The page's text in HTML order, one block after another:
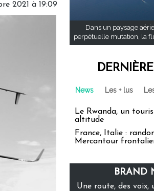
2021 à 19:09
Dans un paysage
perpétuelle mutation, la
DERNIÈRE
News Les + lus
Le Rwanda, un
altitude
France, Italie :
Mercantour
BRAND
Une route, des voix,